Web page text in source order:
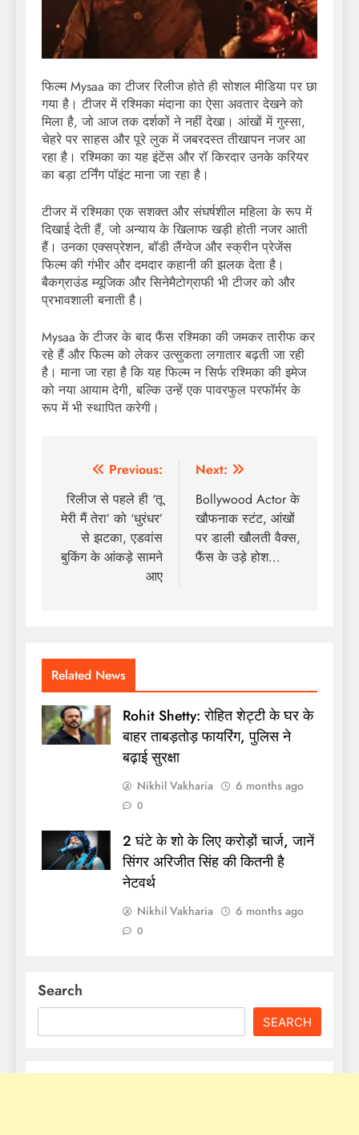
फिल्म Mysaa का टीजर रिलीज होते ही सोशल मीडिया पर छा
गया है। टीजर में रश्मिका मंदाना का ऐसा अवतार देखने को
मिला है, जो आज तक दर्शकों ने नहीं देखा। आंखों में गुस्सा,
चेहरे पर साहस और पूरे लुक में जबरदस्त तीखापन नजर आ
रहा है। रश्मिका का यह इंटेंस और रॉ किरदार उनके करियर
का बड़ा टर्निंग पॉइंट माना जा रहा है।
टीजर में रश्मिका एक सशक्त और संघर्षशील महिला के रूप में
दिखाई देती हैं, जो अन्याय के खिलाफ खड़ी होती नजर आती
हैं। उनका एक्सप्रेशन, बॉडी लैंग्वेज और स्क्रीन प्रेजेंस
फिल्म की गंभीर और दमदार कहानी की झलक देता है।
बैकग्राउंड म्यूजिक और सिनेमैटोग्राफी भी टीजर को और
प्रभावशाली बनाती है।
Mysaa के टीजर के बाद फैंस रश्मिका की जमकर तारीफ कर
रहे हैं और फिल्म को लेकर उत्सुकता लगातार बढ़ती जा रही
है। माना जा रहा है कि यह फिल्म न सिर्फ रश्मिका की इमेज
को नया आयाम देगी, बल्कि उन्हें एक पावरफुल परफॉर्मर के
रूप में भी स्थापित करेगी।
Post
navigation
Previous:
रिलीज से पहले ही ‘तू
मेरी मैं तेरा’ को ‘धुरंधर’
से झटका, एडवांस
बुकिंग के आंकड़े सामने
आए
Next:
Bollywood Actor के
खौफनाक स्टंट, आंखों
पर डाली खौलती वैक्स,
फैंस के उड़े होश…
Related News
Rohit Shetty: रोहित शेट्टी के घर के
बाहर ताबड़तोड़ फायरिंग, पुलिस ने
बढ़ाई सुरक्षा
Nikhil Vakharia 6 months ago
0
2 घंटे के शो के लिए करोड़ों चार्ज, जानें
सिंगर अरिजीत सिंह की कितनी है
नेटवर्थ
Nikhil Vakharia 6 months ago
0
Search
SEARCH